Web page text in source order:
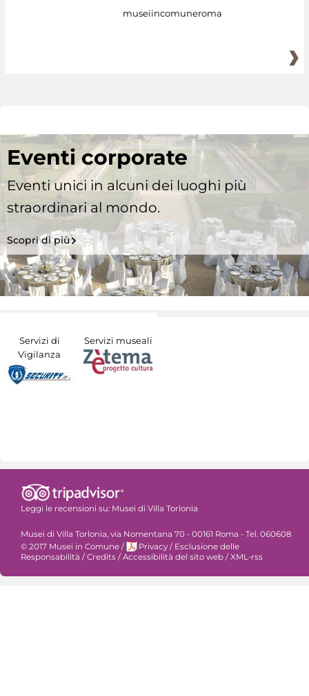
museiincomuneroma
Eventi corporate
Eventi unici in alcuni dei luoghi più
straordinari al mondo.
Scopri di più
Servizi di
Vigilanza
Servizi museali
Leggi le recensioni su: Musei di Villa Torlonia
Musei di Villa Torlonia, via Nomentana 70 - 00161 Roma - Tel. 060608
© 2017 Musei in Comune / Privacy / Esclusione delle
Responsabilità / Credits / Accessibilità del sito web / XML-rss